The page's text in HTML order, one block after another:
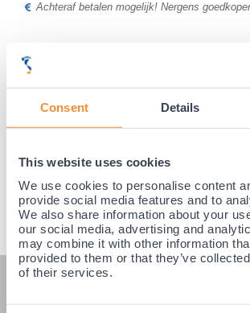
Consent Details
This website uses cookies
We use cookies to personalise content
provide social media features and to
We also share information about your
our social media, advertising and
may combine it with other information
provided to them or that they’ve
of their services.
Achteraf betalen mogelijk! Nergens